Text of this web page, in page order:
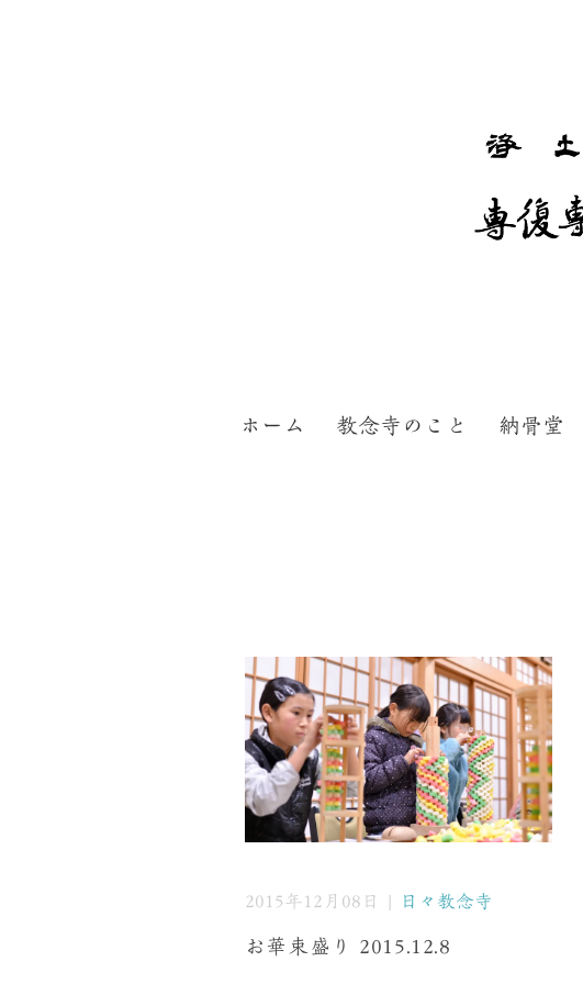
ホーム 教念寺のこと 納骨堂
2015年12月08日 | 日々教念寺
お華束盛り 2015.12.8